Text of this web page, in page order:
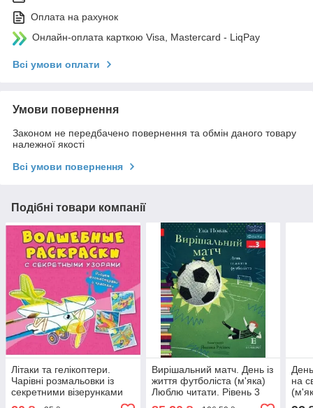
Оплата на рахунок
Онлайн-оплата карткою Visa, Mastercard - LiqPay
Всі умови оплати
Умови повернення
Законом не передбачено повернення та обмін даного товару
належної якості
Всі умови повернення
Подібні товари компанії
Літаки та гелікоптери.
Чарівні розмальовки із
секретними візерунками
Вирішальний матч. День із
життя футболіста (м'яка)
Люблю читати. Рівень 3
на